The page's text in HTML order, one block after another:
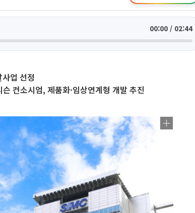
00:00 / 02:44
업 선정
컨소시엄, 제품화·임상연계형 개발 추진